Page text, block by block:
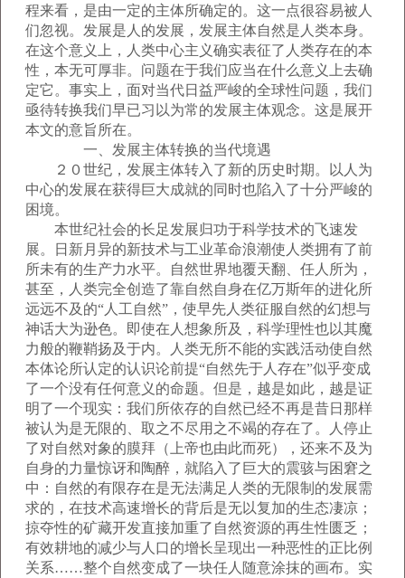
程来看，是由一定的主体所确定的。这一点很容易被人
们忽视。发展是人的发展，发展主体自然是人类本身。
在这个意义上，人类中心主义确实表征了人类存在的本
性，本无可厚非。问题在于我们应当在什么意义上去确
定它。事实上，面对当代日益严峻的全球性问题，我们
亟待转换我们早已习以为常的发展主体观念。这是展开
本文的意旨所在。
一、发展主体转换的当代境遇
２０世纪，发展主体转入了新的历史时期。以人为
中心的发展在获得巨大成就的同时也陷入了十分严峻的
困境。
本世纪社会的长足发展归功于科学技术的飞速发
展。日新月异的新技术与工业革命浪潮使人类拥有了前
所未有的生产力水平。自然世界地覆天翻、任人所为，
甚至，人类完全创造了靠自然自身在亿万斯年的进化所
远远不及的“人工自然”，使早先人类征服自然的幻想与
神话大为逊色。即使在人想象所及，科学理性也以其魔
力般的鞭鞘扬及于内。人类无所不能的实践活动使自然
本体论所认定的认识论前提“自然先于人存在”似乎变成
了一个没有任何意义的命题。但是，越是如此，越是证
明了一个现实：我们所依存的自然已经不再是昔日那样
被认为是无限的、取之不尽用之不竭的存在了。人停止
了对自然对象的膜拜（上帝也由此而死），还来不及为
自身的力量惊讶和陶醉，就陷入了巨大的震骇与困窘之
中：自然的有限存在是无法满足人类的无限制的发展需
求的，在技术高速增长的背后是无以复加的生态凄凉；
掠夺性的矿藏开发直接加重了自然资源的再生性匮乏；
有效耕地的减少与人口的增长呈现出一种恶性的正比例
关系……整个自然变成了一块任人随意涂抹的画布。实